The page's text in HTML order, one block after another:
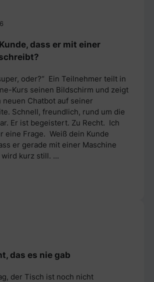
dass er mit einer
oder?“ Ein Teilnehmer teilt in
Kurs seinen Bildschirm und zeigt
neuen Chatbot auf seiner
Schnell, freundlich, rund um die
Er ist begeistert. Zu Recht. Ich
eine Frage. Weiß dein Kunde
er gerade mit einer Maschine
kurz still. ...
das es nie gab
der Tisch ist noch nicht